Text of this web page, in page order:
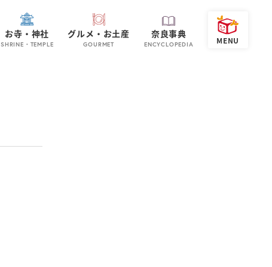
お寺・神社
SHRINE・TEMPLE
グルメ・お土産
GOURMET
奈良事典
ENCYCLOPEDIA